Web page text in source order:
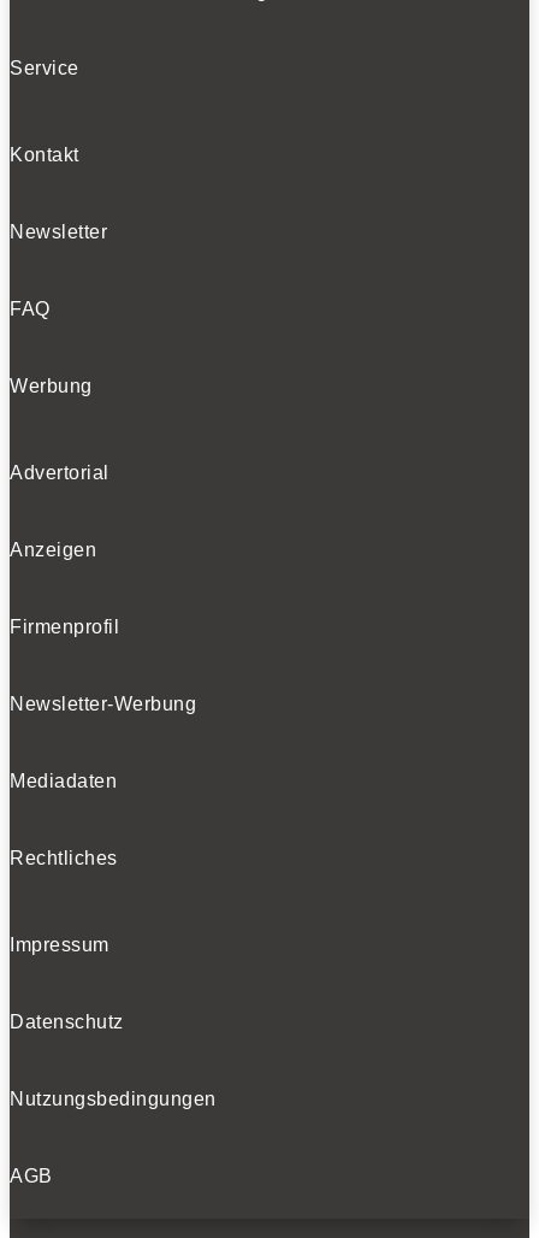
Farizon V7E: Kompakt-Transporter in voller Fahrt:
Service
Kontakt
Newsletter
FAQ
Werbung
Advertorial
Anzeigen
Firmenprofil
Newsletter-Werbung
Mediadaten
Rechtliches
Impressum
Datenschutz
Nutzungsbedingungen
AGB